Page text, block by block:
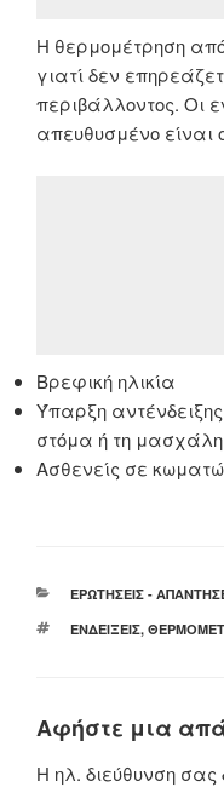
Η θερμομέτρηση
γιατί δεν
περιβάλλοντος. Οι
απευθυσμένο είναι
Βρεφική ηλικία
Ύπαρξη
στόμα ή τη μασχάλη
Ασθενείς σε
ΚΑΤΗΓΟΡΊΕΣ
ΕΡΩΤΉΣΕΙΣ -
ΕΤΙΚΈΤΕΣ
ΕΝΔΕΊΞΕΙΣ,
Αφήστε μια
Η ηλ. διεύθυνση σας